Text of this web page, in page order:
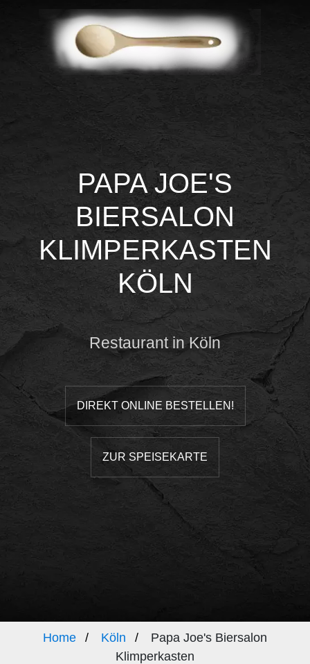
PAPA JOE'S
BIERSALON
KLIMPERKASTEN
KÖLN
Restaurant in Köln
DIREKT ONLINE BESTELLEN!
ZUR SPEISEKARTE
Home Köln
Papa Joe's Biersalon
Klimperkasten